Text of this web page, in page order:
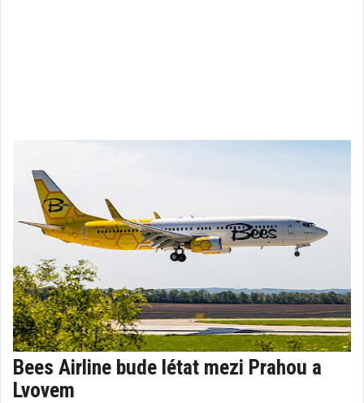
Bees Airline bude létat mezi Prahou a
Lvovem